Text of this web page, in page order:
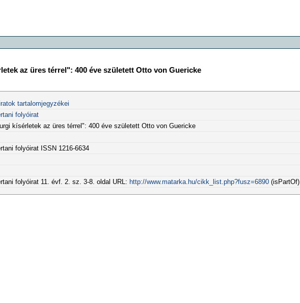
az üres térrel": 400 éve született Otto von Guericke
tartalomjegyzékei
folyóirat
kísérletek az üres térrel": 400 éve született Otto von Guericke
folyóirat ISSN 1216-6634
folyóirat 11. évf. 2. sz. 3-8. oldal URL: http://www.matarka.hu/cikk_list.php?fusz=6890(isPartOf)